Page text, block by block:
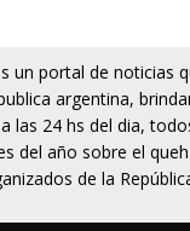
un portal de noticias
argentina,
las 24 hs del dia,
del año sobre el
de la